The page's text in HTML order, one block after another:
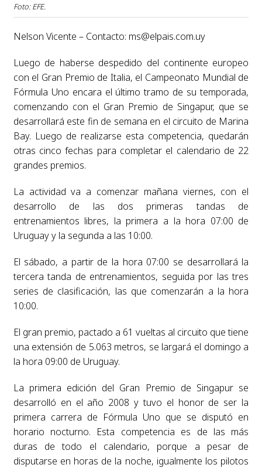
Foto: EFE.
Nelson Vicente – Contacto: ms@elpais.com.uy
Luego de haberse despedido del continente europeo
con el Gran Premio de Italia, el Campeonato Mundial de
Fórmula Uno encara el último tramo de su temporada,
comenzando con el Gran Premio de Singapur, que se
desarrollará este fin de semana en el circuito de Marina
Bay. Luego de realizarse esta competencia, quedarán
otras cinco fechas para completar el calendario de 22
grandes premios.
La actividad va a comenzar mañana viernes, con el
desarrollo de las dos primeras tandas de
entrenamientos libres, la primera a la hora 07:00 de
Uruguay y la segunda a las 10:00.
El sábado, a partir de la hora 07:00 se desarrollará la
tercera tanda de entrenamientos, seguida por las tres
series de clasificación, las que comenzarán a la hora
10:00.
El gran premio, pactado a 61 vueltas al circuito que tiene
una extensión de 5.063 metros, se largará el domingo a
la hora 09:00 de Uruguay.
La primera edición del Gran Premio de Singapur se
desarrolló en el año 2008 y tuvo el honor de ser la
primera carrera de Fórmula Uno que se disputó en
horario nocturno. Esta competencia es de las más
duras de todo el calendario, porque a pesar de
disputarse en horas de la noche, igualmente los pilotos